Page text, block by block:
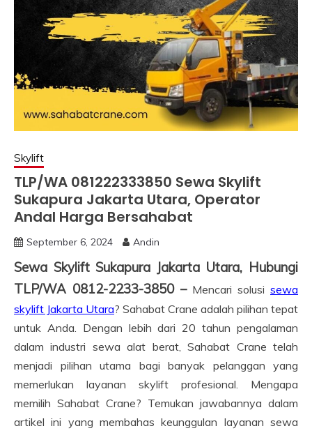
Skylift
TLP/WA 081222333850 Sewa Skylift
Sukapura Jakarta Utara, Operator
Andal Harga Bersahabat
September 6, 2024 Andin
Sewa Skylift Sukapura Jakarta Utara, Hubungi
TLP/WA 0812-2233-3850 – Mencari solusisewa
skylift Jakarta Utara? Sahabat Crane adalah pilihan tepat
untuk Anda. Dengan lebih dari 20 tahun pengalaman
dalam industri sewa alat berat, Sahabat Crane telah
menjadi pilihan utama bagi banyak pelanggan yang
memerlukan layanan skylift profesional. Mengapa
memilih Sahabat Crane? Temukan jawabannya dalam
artikel ini yang membahas keunggulan layanan sewa